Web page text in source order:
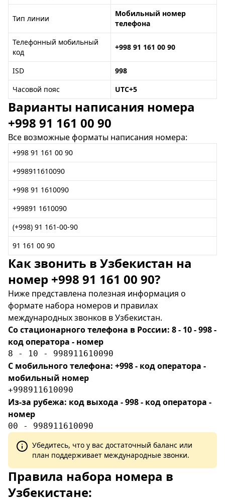
Тип линии
Мобильный номер
телефона
Телефонный мобильный
код
+998 91 161 00 90
ISD
998
Часовой пояс
UTC+5
Варианты написания номера
+998 91 161 00 90
Все возможные форматы написания номера:
+998 91 161 00 90
+998911610090
+998 91 1610090
+99891 1610090
(+998) 91 161-00-90
91 161 00 90
Как звонить в Узбекистан на
номер +998 91 161 00 90?
Ниже представлена полезная информация о
формате набора номеров и правилах
международных звонков в Узбекистан.
Со стационарного телефона в России: 8 - 10 - 998 -
код оператора - номер
8 - 10 - 998911610090
С мобильного телефона: +998 - код оператора -
мобильный номер
+998911610090
Из-за рубежа: код выхода - 998 - код оператора -
номер
00 - 998911610090
Убедитесь, что у вас достаточный баланс или
план поддерживает международные звонки.
Правила набора номера в
Узбекистане: